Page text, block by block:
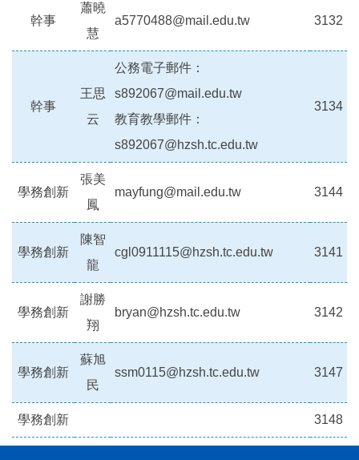
幹事
蕭曉
慧
a5770488@mail.edu.tw 3132
幹事
王思
云
公務電子郵件：
s892067@mail.edu.tw
教育教學郵件：
s892067@hzsh.tc.edu.tw
3134
學務創新
張美
鳳
mayfung@mail.edu.tw 3144
學務創新
陳智
龍
cgl0911115@hzsh.tc.edu.tw 3141
學務創新
謝勝
翔
bryan@hzsh.tc.edu.tw 3142
學務創新
蘇旭
民
ssm0115@hzsh.tc.edu.tw 3147
學務創新 3148